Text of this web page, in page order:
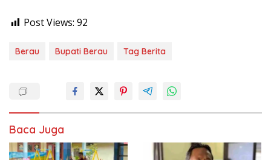
Post Views: 92
Berau Bupati Berau Tag Berita
Baca Juga